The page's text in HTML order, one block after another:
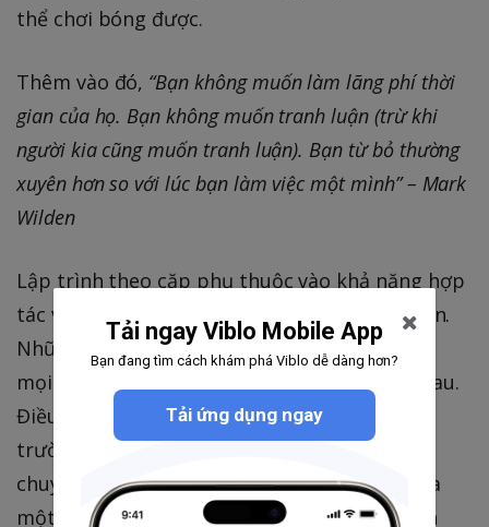
thể chơi bóng được.
Thêm vào đó, “Bạn không muốn làm lãng phí thời
gian của họ. Bạn không muốn tranh luận (trừ khi
người kia cũng muốn tranh luận). Bạn từ bỏ thường
xuyên hơn so với lúc bạn làm việc một mình” – Mark
Wilden
Lập trình theo cặp phụ thuộc vào khả năng hợp
tác và làm việc hòa hợp giữa hai lập trình viên.
Những nghiên cứu sau đây đều giả định rằng
mọi người có thể luôn luôn hòa thuận với nhau.
Điều này có thể xảy ra nếu đó là trong môi
trường công việc và mọi người đều hành xử
chuyên nghiệp. Khi đó, họ sẽ gạt cảm xúc qua
một bên. Nhưng trên thực tế thì điều đó đơn
Tải ngay Viblo Mobile App
Bạn đang tìm cách khám phá Viblo dễ dàng hơn?
Tải ứng dụng ngay